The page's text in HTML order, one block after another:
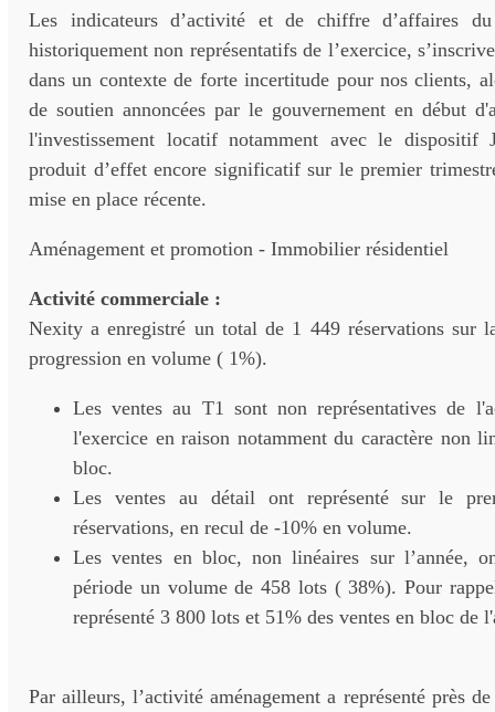
Les indicateurs d’activité et de chiffre d’affaires
historiquement non représentatifs de l’exercice,
dans un contexte de forte incertitude pour nos clients,
de soutien annoncées par le gouvernement en début
l'investissement locatif notamment avec le dispositif
produit d’effet encore significatif sur le premier
mise en place récente.
Aménagement et promotion - Immobilier résidentiel
Activité commerciale :
Nexity a enregistré un total de 1 449 réservations sur
progression en volume ( 1%).
Les ventes au T1 sont non représentatives de
l'exercice en raison notamment du caractère non
bloc.
Les ventes au détail ont représenté sur le
réservations, en recul de -10% en volume.
Les ventes en bloc, non linéaires sur l’année,
période un volume de 458 lots ( 38%). Pour
représenté 3 800 lots et 51% des ventes en bloc de
Par ailleurs, l’activité aménagement a représenté près